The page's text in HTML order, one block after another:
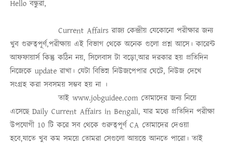
Helloবন্ধুরা,
Current Affairs রাজ্য কেন্দ্রীয় যেকোনো পরীক্ষার জন্য
খুব গুরুত্বপূর্ণ,পরীক্ষায় এই বিভাগ থেকে অনেক গুলো প্রশ্ন আসে। কারেন্ট
আফফায়ার্স কিন্তু কঠিন নয়, সিলেবাস টা বড়ো,আর দরকার হয় প্রতিদিন
নিজেকে update রাখা। যেটা বিভিন্ন নিউজপেপার ঘেটে, নিউজ দেখে
সংগ্রহ করা সবসময় সম্ভব হয় না ।
তাই www.jobguidee.com তোমাদের জন্য নিয়ে
এসেছে Daily Current Affairs in Bengali, যার মধ্যে প্রতিদিন পরীক্ষা
উপযোগী 10 টি করে সব থেকে গুরুত্বপূর্ণ CA তোমাদের দেওয়া
হবে,যাতে খুব কম সময়ে তোমরা সেগুলো আয়ত্তে আনতে পারো।তাই